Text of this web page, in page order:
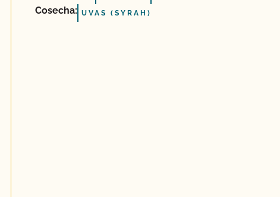
Cosecha: UVAS (SYRAH)